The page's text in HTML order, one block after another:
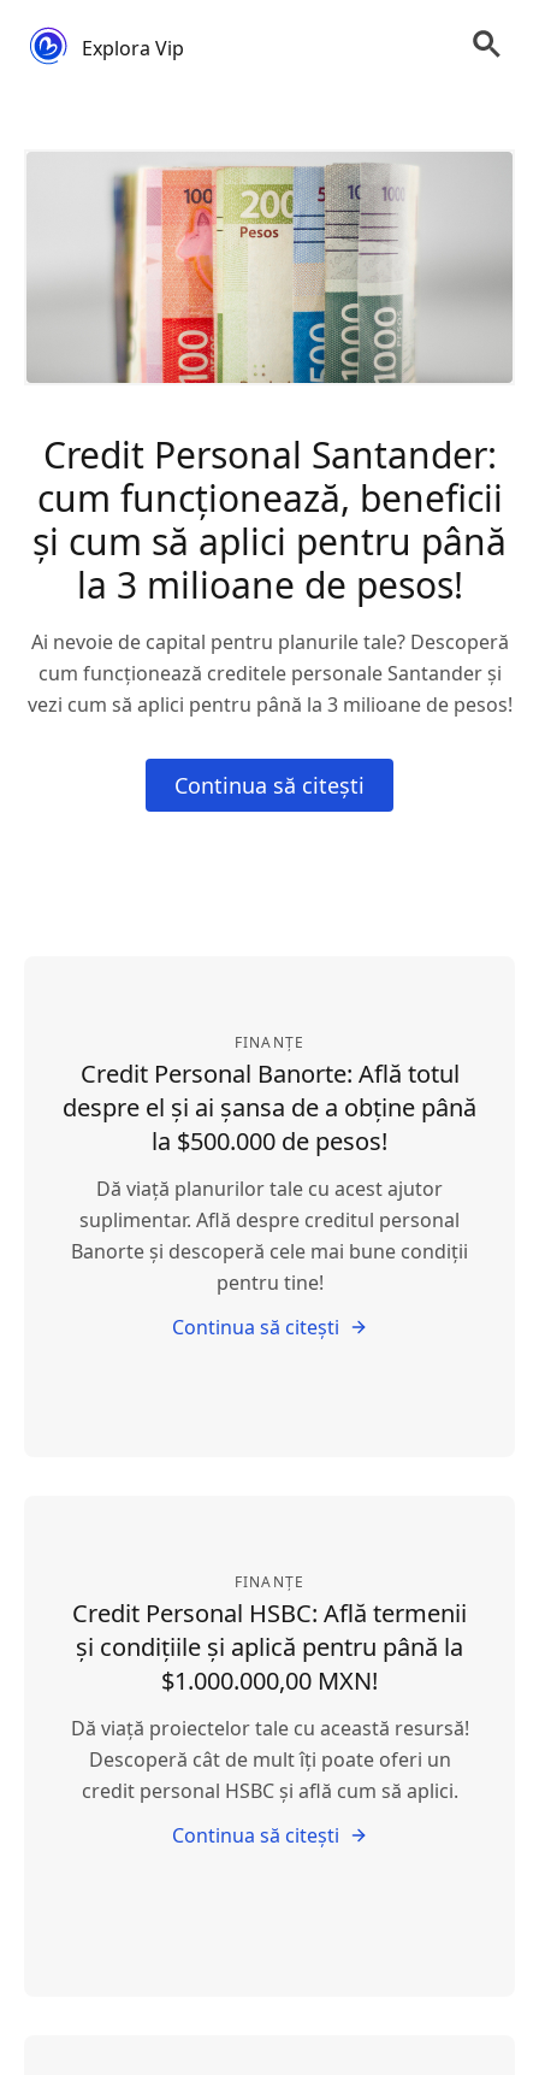
Explora Vip
Credit Personal Santander:
cum funcționează, beneficii
și cum să aplici pentru până
la 3 milioane de pesos!
Ai nevoie de capital pentru planurile tale? Descoperă
cum funcționează creditele personale Santander și
vezi cum să aplici pentru până la 3 milioane de pesos!
Continua să citești
FINANȚE
Credit Personal Banorte: Află totul
despre el și ai șansa de a obține până
la $500.000 de pesos!
Dă viață planurilor tale cu acest ajutor
suplimentar. Află despre creditul personal
Banorte și descoperă cele mai bune condiții
pentru tine!
Continua să citești
FINANȚE
Credit Personal HSBC: Află termenii
și condițiile și aplică pentru până la
$1.000.000,00 MXN!
Dă viață proiectelor tale cu această resursă!
Descoperă cât de mult îți poate oferi un
credit personal HSBC și află cum să aplici.
Continua să citești